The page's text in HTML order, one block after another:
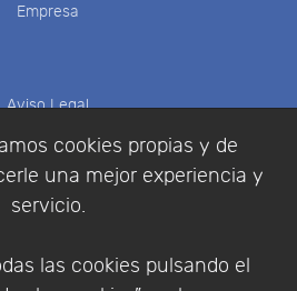
cookies propias y de
una mejor experiencia y
servicio.
las cookies pulsando el
Empresa
Aviso Legal
de Privacidad
de compra
Identificarse